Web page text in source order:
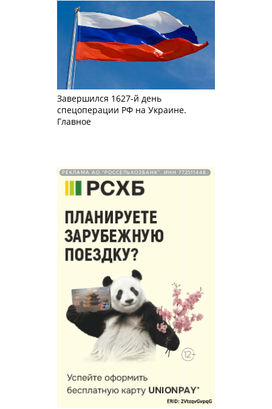
Завершился 1627-й день
спецоперации РФ на Украине.
Главное
РЕКЛАМА АО "РОССЕЛЬХОЗБАНК". ИНН 772511448.